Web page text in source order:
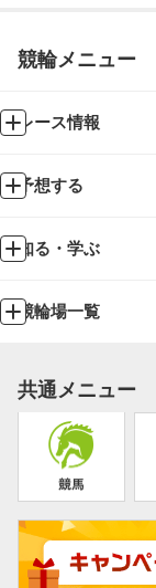
競輪メニュー
レース情報
予想する
知る・学ぶ
競輪場一覧
共通メニュー